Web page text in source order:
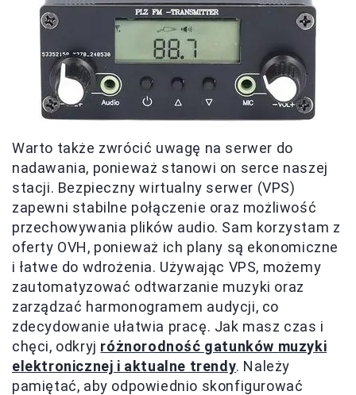
Warto także zwrócić uwagę na serwer do
nadawania, ponieważ stanowi on serce naszej
stacji. Bezpieczny wirtualny serwer (VPS)
zapewni stabilne połączenie oraz możliwość
przechowywania plików audio. Sam korzystam z
oferty OVH, ponieważ ich plany są ekonomiczne
i łatwe do wdrożenia. Używając VPS, możemy
zautomatyzować odtwarzanie muzyki oraz
zarządzać harmonogramem audycji, co
zdecydowanie ułatwia pracę. Jak masz czas i
chęci, odkryj różnorodność gatunków muzyki
elektronicznej i aktualne trendy. Należy
pamiętać, aby odpowiednio skonfigurować